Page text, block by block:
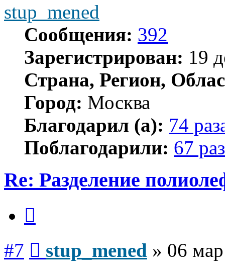
stup_mened
Сообщения: 392
Зарегистрирован: 19
Страна, Регион,
Город: Москва
Благодарил (а): 74
Поблагодарили: 67 раз
Re: Разделение
#7 stup_mened » 06